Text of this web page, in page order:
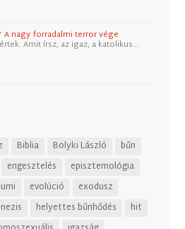
A nagy forradalmi terror vége
Amit írsz, az igaz, a katolikus…
Biblia Bolyki László
bűn
engesztelés
episztemológia
evolúció
exodusz
helyettes bűnhődés
hit